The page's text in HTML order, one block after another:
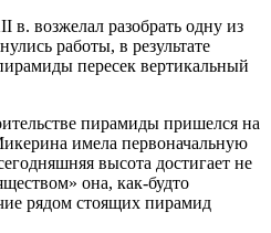
возжелал разобрать одну из
работы, в результате
пересек вертикальный
пирамиды пришелся на
имела первоначальную
высота достигает не
она, как-будто
рядом стоящих пирамид